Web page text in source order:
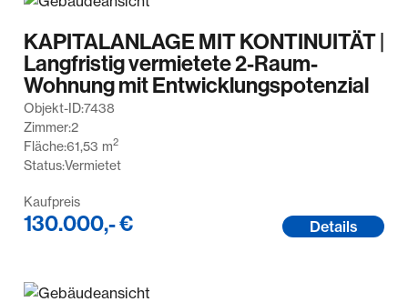
KAPITALANLAGE MIT KONTINUITÄT |
Langfristig vermietete 2-Raum-
Wohnung mit Entwicklungspotenzial
Objekt-ID:7438
Zimmer:2
Fläche:61,53 m2
Status:Vermietet
Kaufpreis
130.000,- € Details